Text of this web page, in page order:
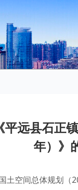
平远县石正
年）》
土空间总体规划